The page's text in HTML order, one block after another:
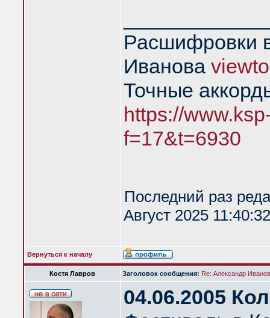
Расшифровки
Иванова
Точные
https://
f=17&t=6930
Последний раз
Август 2025
Вернуться к началу
Костя Лавров Заголовок сообщения: Re: Александр
04.06.2005